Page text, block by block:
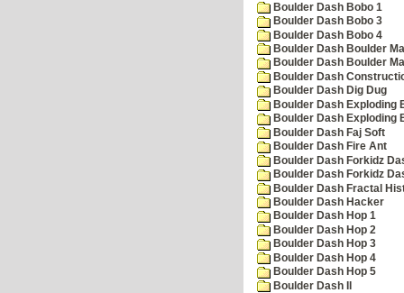
Boulder Dash Bobo 1
Boulder Dash Bobo 3
Boulder Dash Bobo 4
Boulder Dash Boulder
Boulder Dash Boulder
Boulder Dash
Boulder Dash Dig Dug
Boulder Dash Exploding
Boulder Dash Exploding
Boulder Dash Faj Soft
Boulder Dash Fire Ant
Boulder Dash Forkidz
Boulder Dash Forkidz
Boulder Dash Fractal
Boulder Dash Hacker
Boulder Dash Hop 1
Boulder Dash Hop 2
Boulder Dash Hop 3
Boulder Dash Hop 4
Boulder Dash Hop 5
Boulder Dash II